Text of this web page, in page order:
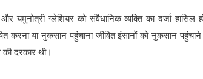
ग्लेशियर को संवैधानिक व्यक्ति का दर्जा हासिल
करना या नुकसान पहुंचाना जीवित इंसानों को नुकसान
दरकार थी।